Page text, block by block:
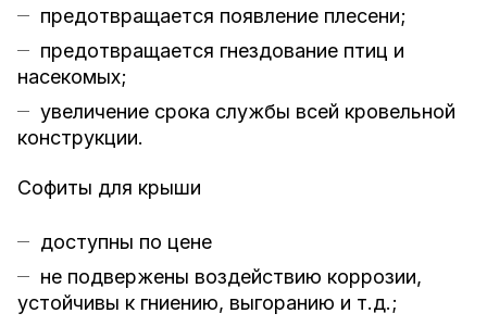
предотвращается появление плесени;
предотвращается гнездование птиц и
насекомых;
увеличение срока службы всей кровельной
конструкции.
Софиты для крыши
доступны по цене
не подвержены воздействию коррозии,
устойчивы к гниению, выгоранию и т.д.;